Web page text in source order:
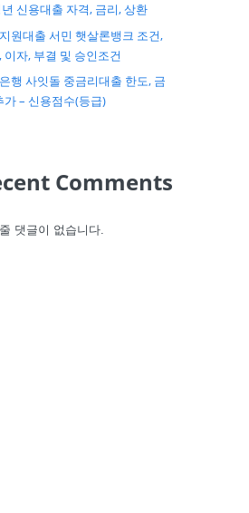
신용대출 자격, 금리, 상환
원대출 서민 햇살론뱅크 조건,
이자, 부결 및 승인조건
행 사잇돌 중금리대출 한도, 금
가 – 신용점수(등급)
Comments
댓글이 없습니다.